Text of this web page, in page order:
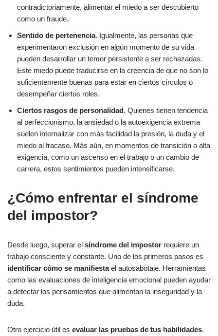
contradictoriamente, alimentar el miedo a ser descubierto
como un fraude.
Sentido de pertenencia. Igualmente, las personas que
experimentaron exclusión en algún momento de su vida
pueden desarrollar un temor persistente a ser rechazadas.
Este miedo puede traducirse en la creencia de que no son lo
suficientemente buenas para estar en ciertos círculos o
desempeñar ciertos roles.
Ciertos rasgos de personalidad. Quienes tienen tendencia
al perfeccionismo, la ansiedad o la autoexigencia extrema
suelen internalizar con más facilidad la presión, la duda y el
miedo al fracaso. Más aún, en momentos de transición o alta
exigencia, como un ascenso en el trabajo o un cambio de
carrera, estos sentimientos pueden intensificarse.
¿Cómo enfrentar el síndrome
del impostor?
Desde luego, superar el síndrome del impostor requiere un
trabajo consciente y constante. Uno de los primeros pasos es
identificar cómo se manifiestael autosabotaje. Herramientas
como las evaluaciones de inteligencia emocional pueden ayudar
a detectar los pensamientos que alimentan la inseguridad y la
duda.
Otro ejercicio útil es evaluar las pruebas de tus habilidades.